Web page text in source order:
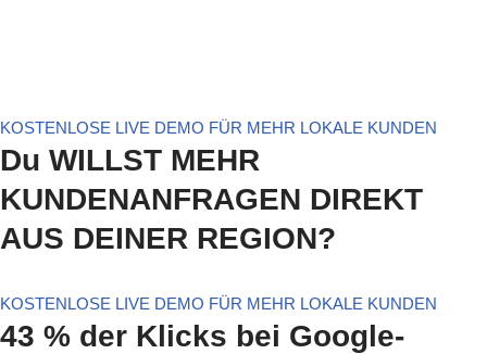
KOSTENLOSE LIVE DEMO FÜR MEHR LOKALE KUNDEN
Du WILLST MEHR
KUNDENANFRAGEN DIREKT
AUS DEINER REGION?
KOSTENLOSE LIVE DEMO FÜR MEHR LOKALE KUNDEN
43 % der Klicks bei Google-